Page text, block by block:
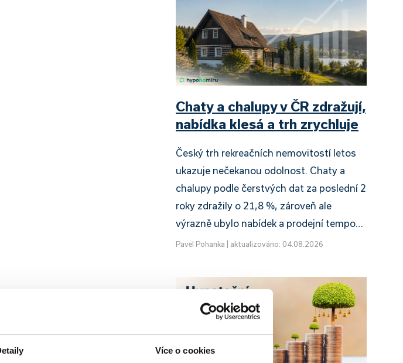
Více o cookies
Chaty a chalupy v ČR zdražují,
nabídka klesá a trh zrychluje
Český trh rekreačních nemovitostí letos
ukazuje nečekanou odolnost. Chaty a
chalupy podle čerstvých dat za poslední 2
roky zdražily o 21,8 %, zároveň ale
výrazně ubylo nabídek a prodejní tempo…
Pavel Pohanka aktualizováno: 04.08.2026